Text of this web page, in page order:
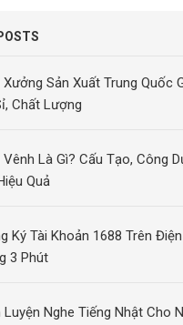
Sản Xuất Trung Quốc
Chất Lượng
Là Gì? Cấu Tạo, Công
Quả
Ký Tài Khoản 1688 Trên
3 Phút
Luyện Nghe Tiếng Nhật Cho